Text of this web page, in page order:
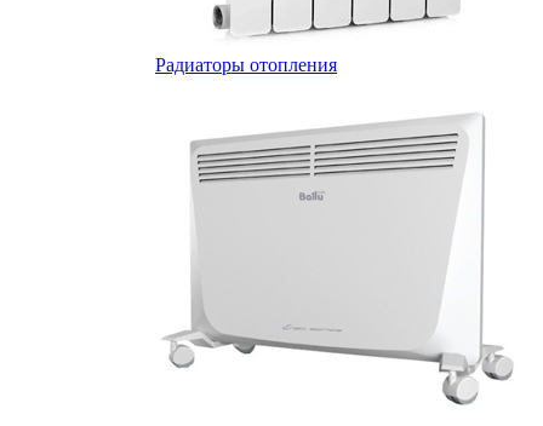
Радиаторы отопления